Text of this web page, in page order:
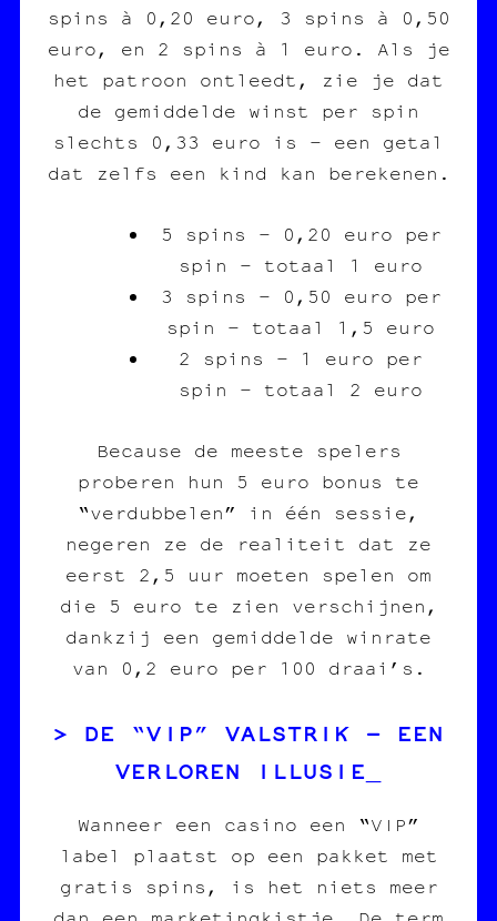
spins à 0,20 euro, 3 spins à 0,50
euro, en 2 spins à 1 euro. Als je
het patroon ontleedt, zie je dat
de gemiddelde winst per spin
slechts 0,33 euro is – een getal
dat zelfs een kind kan berekenen.
5 spins – 0,20 euro per
spin – totaal 1 euro
3 spins – 0,50 euro per
spin – totaal 1,5 euro
2 spins – 1 euro per
spin – totaal 2 euro
Because de meeste spelers
proberen hun 5 euro bonus te
“verdubbelen” in één sessie,
negeren ze de realiteit dat ze
eerst 2,5 uur moeten spelen om
die 5 euro te zien verschijnen,
dankzij een gemiddelde winrate
van 0,2 euro per 100 draai’s.
DE “VIP” VALSTRIK – EEN
VERLOREN ILLUSIE
Wanneer een casino een “VIP”
label plaatst op een pakket met
gratis spins, is het niets meer